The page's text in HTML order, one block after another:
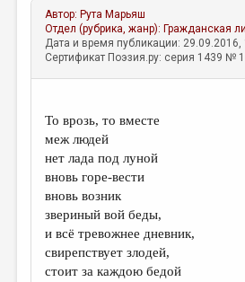
АВТОРЫ
КОММЕНТАРИИ
ЛИТСАЛОН
ПРАВИЛА САЙТА
ОТДЕЛЫ И РУБРИКИ
ИЗБРАННОЕ
ДАЙДЖЕСТ
ПРОИЗВЕДЕНИЯ
Автор: Рута Марьяш
Отдел (рубрика, жанр): Гражданская
Дата и время публикации: 29.09.2016,
Сертификат Поэзия.ру: серия 1439 №
То врозь, то вместе
меж людей
нет лада под луной
вновь горе-вести
вновь возник
звериный вой беды,
и всё тревожнее дневник,
свирепствует злодей,
стоит за каждою бедой